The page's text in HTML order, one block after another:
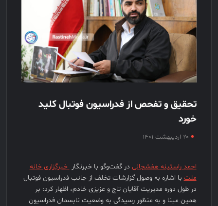
تحقیق و تفحص از فدراسیون فوتبال کلید
خورد
۲۰ اردیبهشت ۱۴۰۱
احمد راستینه هفشجانی در گفت‌وگو با خبرنگار خبرگزاری خانه
ملت با اشاره به وصول گزارشات تخلف از جانب فدراسیون فوتبال
در طول دوره مدیریت آقایان تاج و عزیزی خادم، اظهار کرد: بر
همین مبنا و به منظور رسیدگی به وضعیت نابسمان فدراسیون